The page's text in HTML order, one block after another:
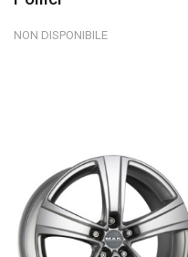
NON DISPONIBILE